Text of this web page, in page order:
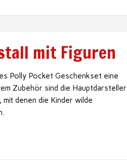
mit Figuren
Polly Pocket Geschenkset eine
Zubehör sind die Hauptdarsteller
denen die Kinder wilde